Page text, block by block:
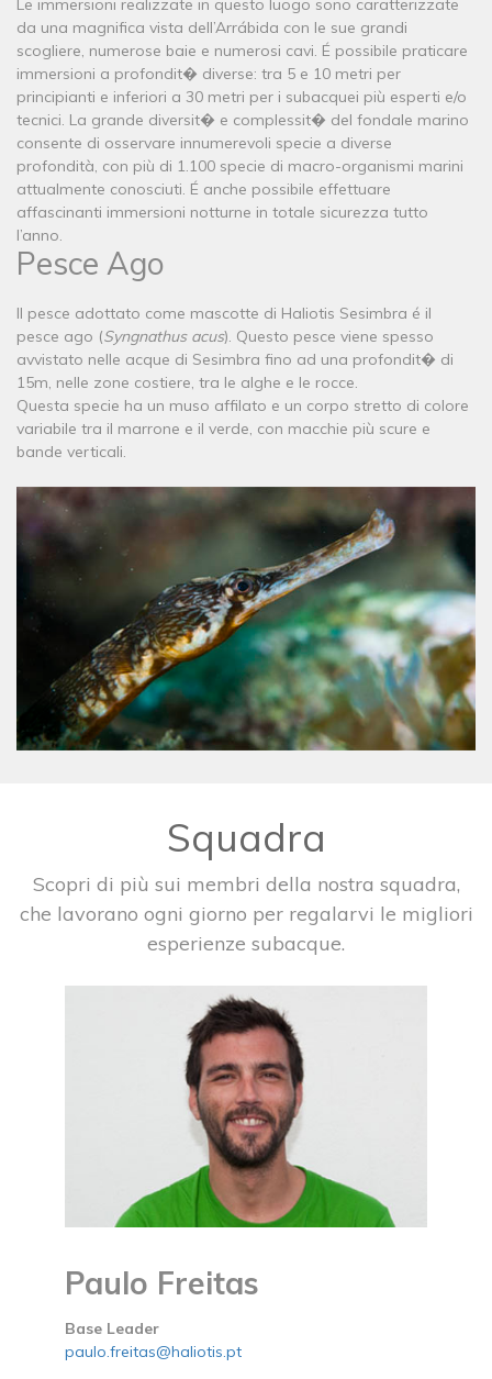
Le immersioni realizzate in questo luogo sono caratterizzate
da una magnifica vista dell’Arrábida con le sue grandi
scogliere, numerose baie e numerosi cavi. É possibile praticare
immersioni a profondit� diverse: tra 5 e 10 metri per
principianti e inferiori a 30 metri per i subacquei più esperti e/o
tecnici. La grande diversit� e complessit� del fondale marino
consente di osservare innumerevoli specie a diverse
profondità, con più di 1.100 specie di macro-organismi marini
attualmente conosciuti. É anche possibile effettuare
affascinanti immersioni notturne in totale sicurezza tutto
l’anno.
Pesce Ago
Il pesce adottato come mascotte di Haliotis Sesimbra é il
pesce ago (Syngnathus acus). Questo pesce viene spesso
avvistato nelle acque di Sesimbra fino ad una profondit� di
15m, nelle zone costiere, tra le alghe e le rocce.
Questa specie ha un muso affilato e un corpo stretto di colore
variabile tra il marrone e il verde, con macchie più scure e
bande verticali.
Squadra
Scopri di più sui membri della nostra squadra,
che lavorano ogni giorno per regalarvi le migliori
esperienze subacque.
Paulo Freitas
Base Leader
paulo.freitas@haliotis.pt